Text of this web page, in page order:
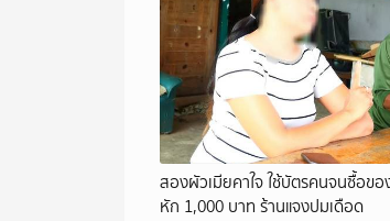
สองผัวเมียคาใจ ใช้บัตรคนจนซื้อข
หัก 1,000 บาท ร้านแจงปมเดือด